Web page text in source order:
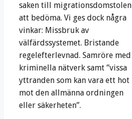
saken till migrationsdomstolen
att bedöma. Vi ges dock några
vinkar: Missbruk av
välfärdssystemet. Bristande
regelefterlevnad. Samröre med
kriminella nätverk samt ”vissa
yttranden som kan vara ett hot
mot den allmänna ordningen
eller säkerheten”.